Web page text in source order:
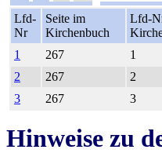
Lfd-
Nr
Seite im
Kirchenbuch
Lfd-
1
267 1
2
267 2
3
267 3
Hinweise zu